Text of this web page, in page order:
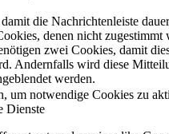
die Nachrichtenleiste
denen nicht zugestimmt
zwei Cookies, damit
Andernfalls wird diese
werden.
um notwendige Cookies zu
Dienste